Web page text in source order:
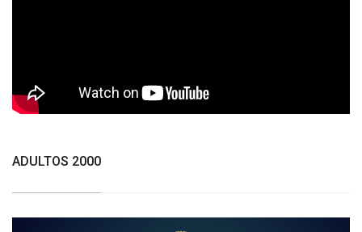
ADULTOS 2000